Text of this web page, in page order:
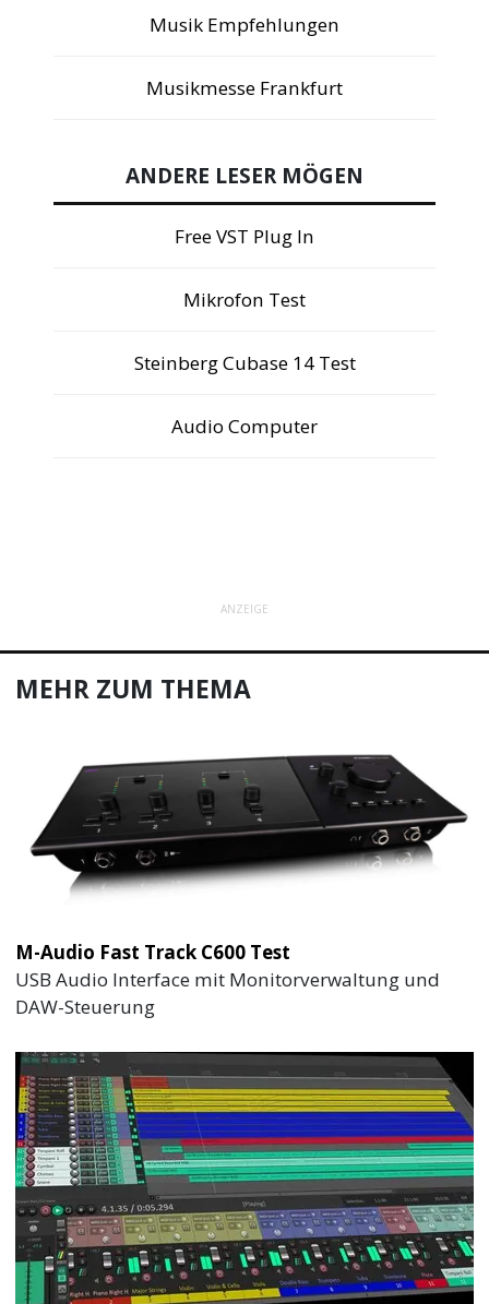
Musik Empfehlungen
Musikmesse Frankfurt
ANDERE LESER MÖGEN
Free VST Plug In
Mikrofon Test
Steinberg Cubase 14 Test
Audio Computer
ANZEIGE
MEHR ZUM THEMA
M-Audio Fast Track C600 Test
USB Audio Interface mit Monitorverwaltung und
DAW-Steuerung